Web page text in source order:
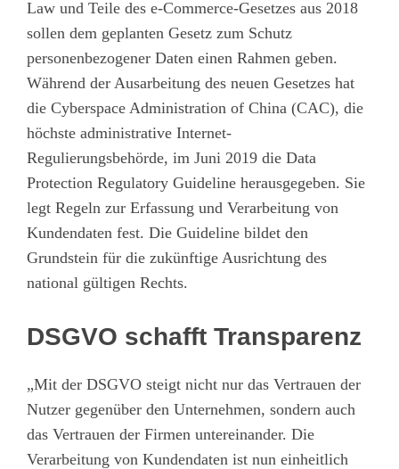
Law und Teile des e-Commerce-Gesetzes aus 2018
sollen dem geplanten Gesetz zum Schutz
personenbezogener Daten einen Rahmen geben.
Während der Ausarbeitung des neuen Gesetzes hat
die Cyberspace Administration of China (CAC), die
höchste administrative Internet-
Regulierungsbehörde, im Juni 2019 die Data
Protection Regulatory Guideline herausgegeben. Sie
legt Regeln zur Erfassung und Verarbeitung von
Kundendaten fest. Die Guideline bildet den
Grundstein für die zukünftige Ausrichtung des
national gültigen Rechts.
DSGVO schafft Transparenz
„Mit der DSGVO steigt nicht nur das Vertrauen der
Nutzer gegenüber den Unternehmen, sondern auch
das Vertrauen der Firmen untereinander. Die
Verarbeitung von Kundendaten ist nun einheitlich